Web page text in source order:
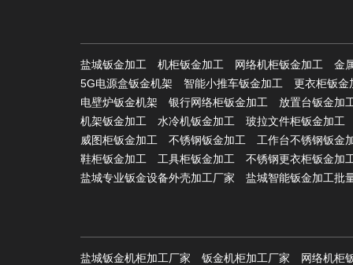
盐城钣金加工 机柜钣金加工 网络机柜钣金加工
金
5G电源盒钣金机架
智能小推车钣金加工
更衣柜钣金
电壁炉钣金机架
银行网络柜钣金加工
放置台钣金加
机架钣金加工
水冷机钣金加工
玻拉文件柜钣金加工
威图柜钣金加工
不锈钢钣金加工
工作台不锈钢钣金
鞋柜钣金加工
工具柜钣金加工
不锈钢更衣柜钣金加
盐城专业钣金设备外壳加工厂家
盐城智能钣金加工批
盐城钣金机柜加工厂家 钣金机柜加工厂家
网络机柜